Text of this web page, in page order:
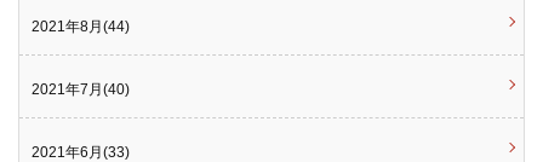
2021年8月(44)
2021年7月(40)
2021年6月(33)